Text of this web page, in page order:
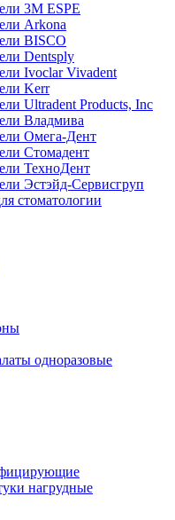
3М ESPE
Arkona
BISCO
Dentsply
Ivoclar Vivadent
Kerr
Ultradent Products, Inc
Владмива
Омега-Дент
Стомадент
ТехноДент
Эстэйд-Сервисгруп
стоматологии
одноразовые
нагрудные